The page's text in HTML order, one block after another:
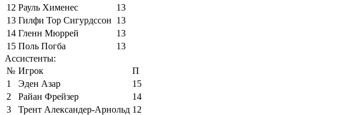
12 Рауль Хименес
13
13 Гилфи Тор Сигурдссон 13
14 Гленн Мюррей
13
15 Поль Погба
13
Ассистенты:
№ Игрок
П
1
Эден Азар
15
2
Райан Фрейзер
14
3
Трент Александер-Арнольд 12